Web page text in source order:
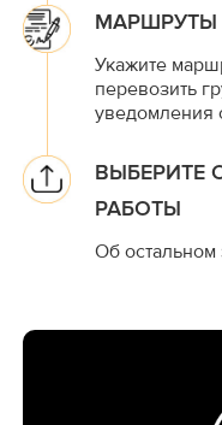
МАРШРУТЫ
Укажите
перевозить
уведомления
ВЫБЕРИТЕ
РАБОТЫ
Об остальном